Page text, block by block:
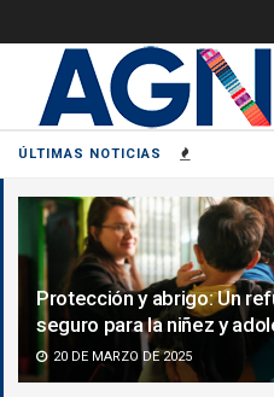
ÚLTIMAS NOTICIAS
Protección y abrigo: Un
seguro para la niñez y
20 DE MARZO DE 2025